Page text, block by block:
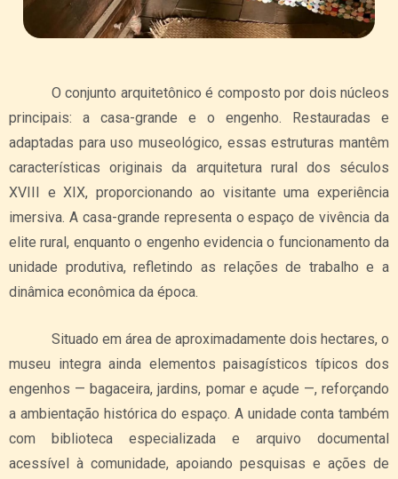
O conjunto arquitetônico é composto por dois núcleos
principais: a casa-grande e o engenho. Restauradas e
adaptadas para uso museológico, essas estruturas mantêm
características originais da arquitetura rural dos séculos
XVIII e XIX, proporcionando ao visitante uma experiência
imersiva. A casa-grande representa o espaço de vivência da
elite rural, enquanto o engenho evidencia o funcionamento da
unidade produtiva, refletindo as relações de trabalho e a
dinâmica econômica da época.
Situado em área de aproximadamente dois hectares, o
museu integra ainda elementos paisagísticos típicos dos
engenhos — bagaceira, jardins, pomar e açude —, reforçando
a ambientação histórica do espaço. A unidade conta também
com biblioteca especializada e arquivo documental
acessível à comunidade, apoiando pesquisas e ações de